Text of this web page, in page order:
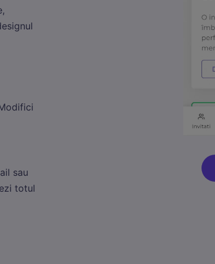
sau
totul
uri sunt esențiale pentru funcționarea site-ului. Includ
CSRF și preferințele tale de cookie. Nu pot fi dezactivate.